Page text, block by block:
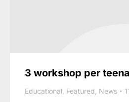
3 workshop per
Educational Featured News